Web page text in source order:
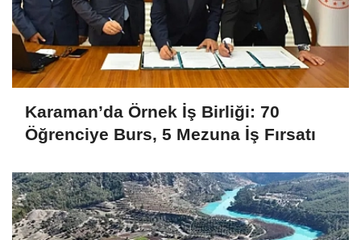
Karaman’da Örnek İş Birliği: 70
Öğrenciye Burs, 5 Mezuna İş Fırsatı